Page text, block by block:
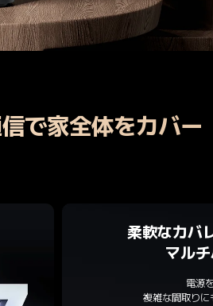
で家全体をカバー
柔軟なカバ
マル
電源
複雑な間取りに